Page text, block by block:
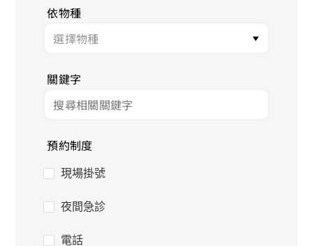
依物種
關鍵字
預約制度
現場掛號
夜間急診
電話